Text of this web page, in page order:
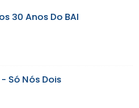
30 Anos Do BAI
Só Nós Dois